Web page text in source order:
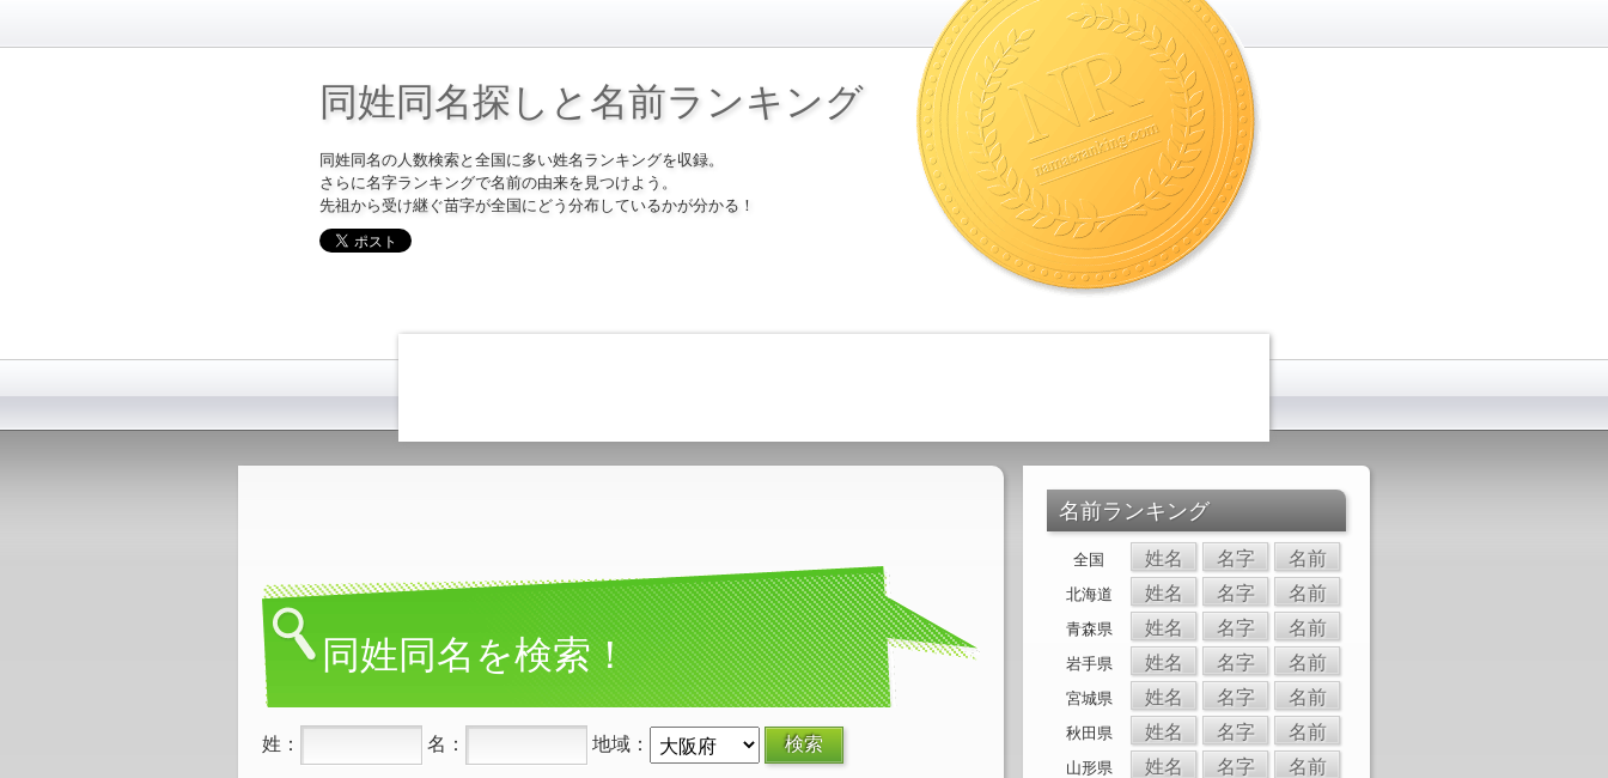
同姓同名探しと名前ランキング
同姓同名の人数検索と全国に多い姓名ランキングを収録。
さらに名字ランキングで名前の由来を見つけよう。
先祖から受け継ぐ苗字が全国にどう分布しているかが分かる！
同姓同名を検索！
姓： 名： 地域：
名前ランキング
全国 姓名 名字 名前
北海道 姓名 名字 名前
青森県 姓名 名字 名前
岩手県 姓名 名字 名前
宮城県 姓名 名字 名前
秋田県 姓名 名字 名前
山形県 姓名 名字 名前